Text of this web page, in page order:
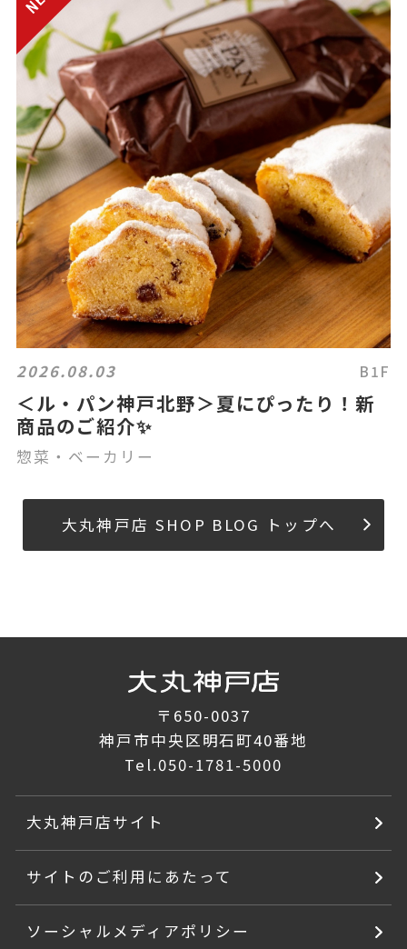
2026.08.03 B1F
＜ル・パン神戸北野＞夏にぴったり！新
商品のご紹介✨
惣菜・ベーカリー
大丸神戸店 SHOP BLOG トップへ
〒650-0037
神戸市中央区明石町40番地
Tel.050-1781-5000
大丸神戸店サイト
サイトのご利用にあたって
ソーシャルメディアポリシー